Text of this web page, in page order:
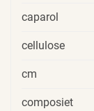
caparol
cellulose
cm
composiet